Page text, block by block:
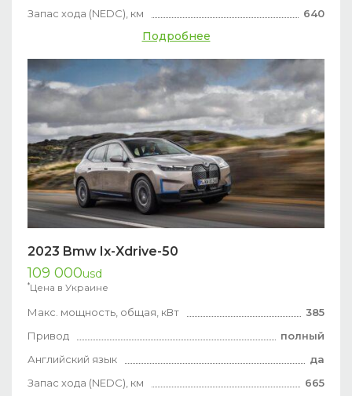
Запас хода (NEDC), км
640
Подробнее
2023 Bmw Ix-Xdrive-50
109 000usd
*Цена в Украине
Макс. мощность, общая, кВт
385
Привод
полный
Английский язык
да
Запас хода (NEDC), км
665